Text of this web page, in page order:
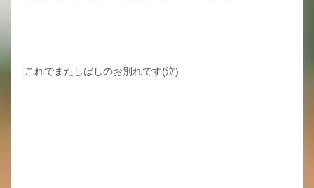
これでまたしばしのお別れです(泣)